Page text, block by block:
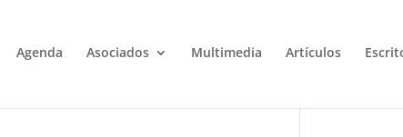
Agenda Asociados Multimedia Artículos